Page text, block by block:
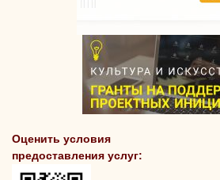
Оценить условия
предоставления услуг: